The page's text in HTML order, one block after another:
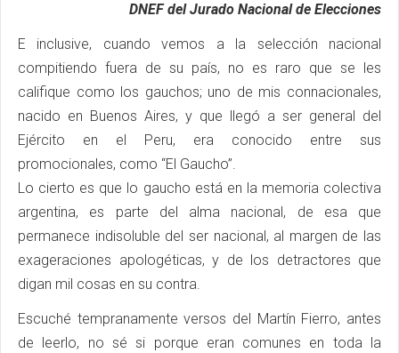
DNEF del Jurado Nacional de Elecciones
E inclusive, cuando vemos a la selección nacional
compitiendo fuera de su país, no es raro que se les
califique como los gauchos; uno de mis connacionales,
nacido en Buenos Aires, y que llegó a ser general del
Ejército en el Peru, era conocido entre sus
promocionales, como “El Gaucho”.
Lo cierto es que lo gaucho está en la memoria colectiva
argentina, es parte del alma nacional, de esa que
permanece indisoluble del ser nacional, al margen de las
exageraciones apologéticas, y de los detractores que
digan mil cosas en su contra.
Escuché tempranamente versos del Martín Fierro, antes
de leerlo, no sé si porque eran comunes en toda la